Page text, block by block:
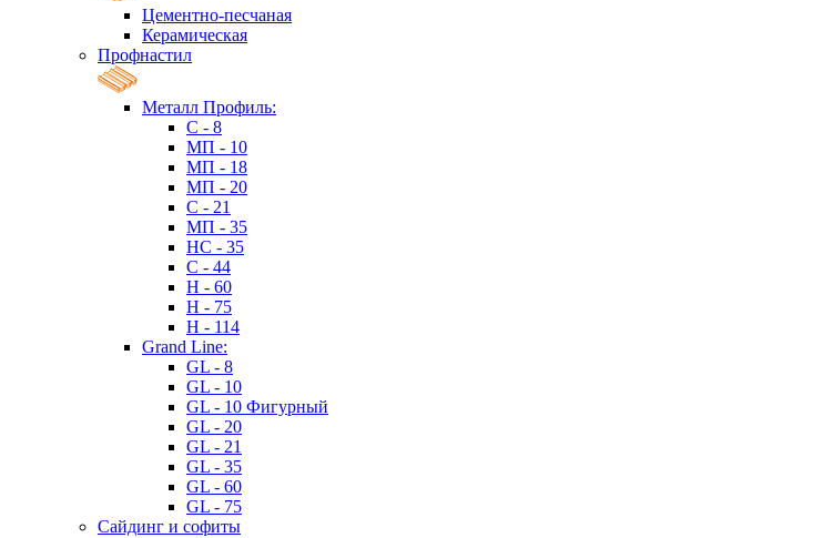
Цементно-песчаная
Керамическая
Профнастил
Металл Профиль:
C - 8
МП - 10
МП - 18
МП - 20
C - 21
МП - 35
HC - 35
C - 44
H - 60
H - 75
H - 114
Grand Line:
GL - 8
GL - 10
GL - 10 Фигурный
GL - 20
GL - 21
GL - 35
GL - 60
GL - 75
Сайдинг и софиты